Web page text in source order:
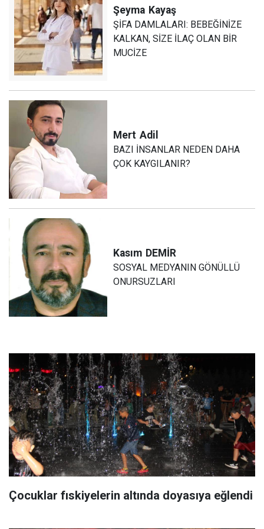
Şeyma Kayaş
ŞİFA DAMLALARI: BEBEĞİNİZE
KALKAN, SİZE İLAÇ OLAN BİR
MUCİZE
Mert Adil
BAZI İNSANLAR NEDEN DAHA
ÇOK KAYGILANIR?
Kasım DEMİR
SOSYAL MEDYANIN GÖNÜLLÜ
ONURSUZLARI
Çocuklar fıskiyelerin altında doyasıya eğlendi